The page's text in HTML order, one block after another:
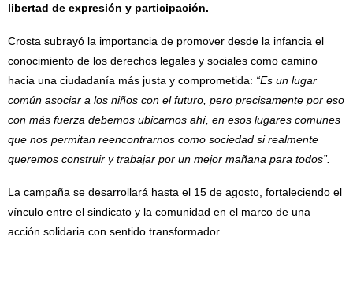
libertad de expresión y participación.
Crosta subrayó la importancia de promover desde la infancia el
conocimiento de los derechos legales y sociales como camino
hacia una ciudadanía más justa y comprometida: “Es un lugar
común asociar a los niños con el futuro, pero precisamente por eso
con más fuerza debemos ubicarnos ahí, en esos lugares comunes
que nos permitan reencontrarnos como sociedad si realmente
queremos construir y trabajar por un mejor mañana para todos”.
La campaña se desarrollará hasta el 15 de agosto, fortaleciendo el
vínculo entre el sindicato y la comunidad en el marco de una
acción solidaria con sentido transformador.